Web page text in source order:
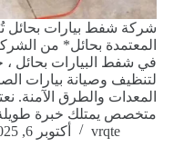
شركة شفط بيارات بحائل
المعتمدة بحائل* من
في شفط البيارات بحائل ،
لتنظيف وصيانة بيارات
المعدات والطرق الآمنة.
متخصص يمتلك خبرة
vrqte
أكتوبر 6, 2025